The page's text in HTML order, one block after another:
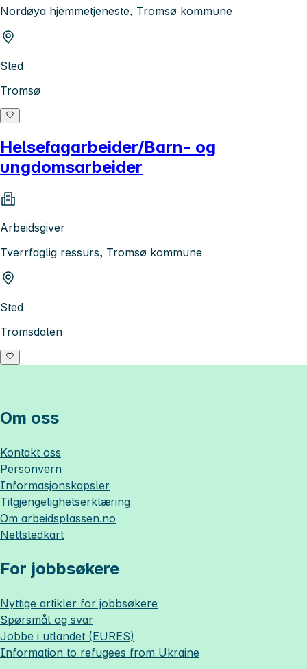
Nordøya hjemmetjeneste, Tromsø kommune
Sted
Tromsø
Helsefagarbeider/Barn- og
ungdomsarbeider
Arbeidsgiver
Tverrfaglig ressurs, Tromsø kommune
Sted
Tromsdalen
Om oss
Kontakt oss
Personvern
Informasjonskapsler
Tilgjengelighetserklæring
Om arbeidsplassen.no
Nettstedkart
For jobbsøkere
Nyttige artikler for jobbsøkere
Spørsmål og svar
Jobbe i utlandet (EURES)
Information to refugees from Ukraine